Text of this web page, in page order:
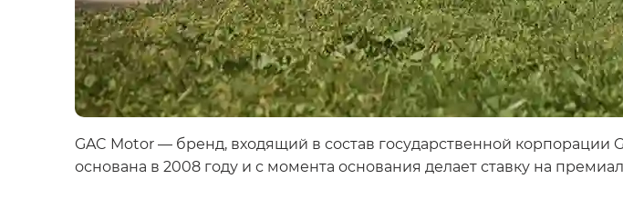
GAC Motor — бренд, входящий в состав государственной корпорации
основана в 2008 году и с момента основания делает ставку на